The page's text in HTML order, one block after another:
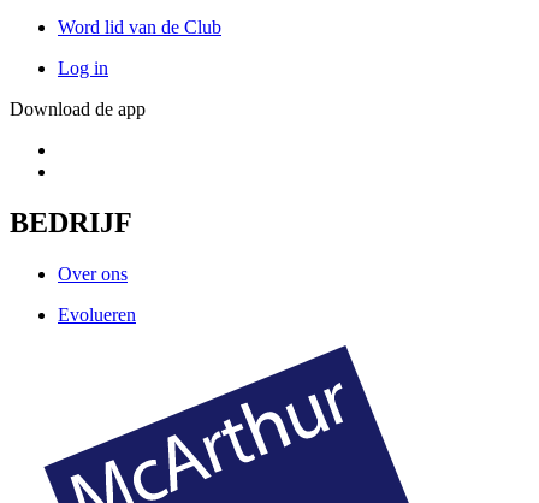
Word lid van de Club
Log in
Download de app
BEDRIJF
Over ons
Evolueren